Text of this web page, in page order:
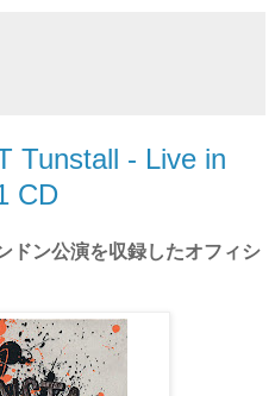
Tunstall - Live in
CD
ドン公演を収録したオフィシ